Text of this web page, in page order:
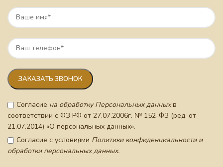
Согласие на обработку Персональных данныхв
соответствии с ФЗ РФ от 27.07.2006г. № 152-ФЗ (ред. от
21.07.2014) «О персональных данных».
Согласие с условиями Политики конфиденциальности и
обработки персональных данных.